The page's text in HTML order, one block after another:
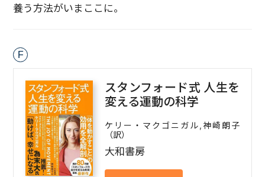
養う方法がいまここに。
F
スタンフォード式 人生を
変える運動の科学
ケリー・マクゴニガル,神崎朗子
（訳）
大和書房